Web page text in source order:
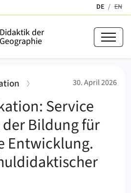
DE
(aktiv)
EN
Didaktik der
Geographie
Service
Service
Bildung für
Entwicklung.
30. April 2026